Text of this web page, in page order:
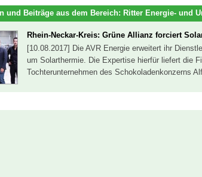
und Beiträge aus dem Bereich: Ritter Energie- und
Rhein-Neckar-Kreis: Grüne Allianz forciert
[10.08.2017] Die AVR Energie erweitert ihr
um Solarthermie. Die Expertise hierfür liefert die
Tochterunternehmen des Schokoladenkonzerns